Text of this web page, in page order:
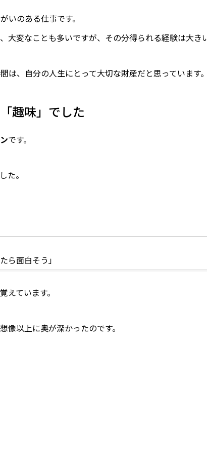
いのある仕事です。
大変なことも多いですが、その分得られる経験は大き
は、自分の人生にとって大切な財産だと思っています
趣味」でした
です。
た。
ら面白そう」
えています。
像以上に奥が深かったのです。